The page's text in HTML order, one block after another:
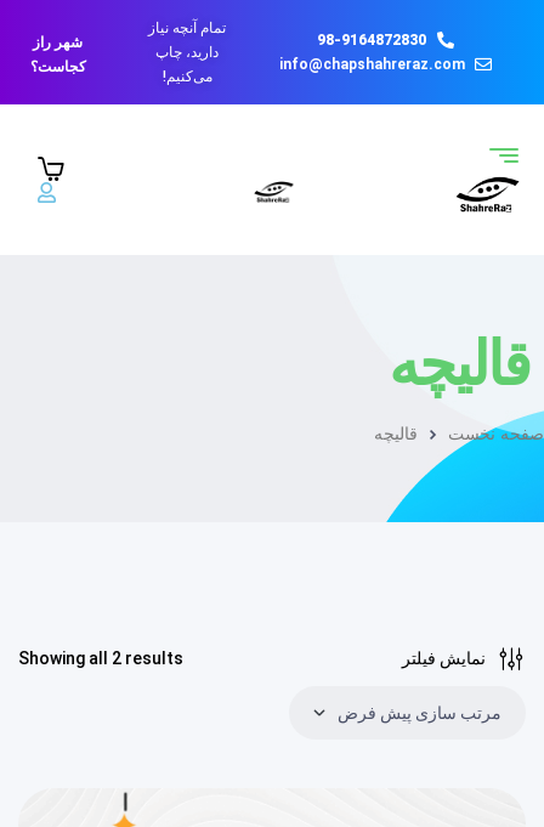
98-9164872830
info@chapshahreraz.com
تمام آنچه نیاز
دارید، چاپ
می‌کنیم!
شهر راز
کجاست؟
قالیچه
صفحه نخست قالیچه
نمایش فیلتر Showing all 2 results
مرتب سازی پیش فرض